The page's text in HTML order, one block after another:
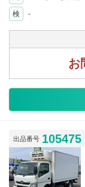
検
-
お
出品番号 105475